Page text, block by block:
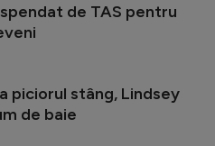
de TAS pentru
piciorul stâng, Lindsey
de baie